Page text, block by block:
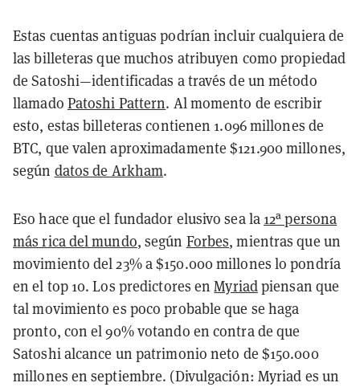
Estas cuentas antiguas podrían incluir cualquiera de
las billeteras que muchos atribuyen como propiedad
de Satoshi—identificadas a través de un método
llamado Patoshi Pattern. Al momento de escribir
esto, estas billeteras contienen 1.096 millones de
BTC, que valen aproximadamente $121.900 millones,
según datos de Arkham.
Eso hace que el fundador elusivo sea la 12ª persona
más rica del mundo, según Forbes, mientras que un
movimiento del 23% a $150.000 millones lo pondría
en el top 10. Los predictores enMyriadpiensan que
tal movimiento es poco probable que se haga
pronto, con el 90% votando en contra de que
Satoshi alcance un patrimonio neto de $150.000
millones en septiembre. (Divulgación: Myriad es un